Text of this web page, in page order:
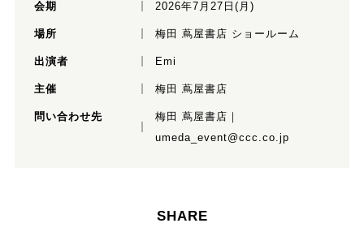
会期 2026年7月27日(月)
場所 梅田 蔦屋書店 ショールーム
出演者 Emi
主催 梅田 蔦屋書店
問い合わせ先
梅田 蔦屋書店｜
umeda_event@ccc.co.jp
SHARE